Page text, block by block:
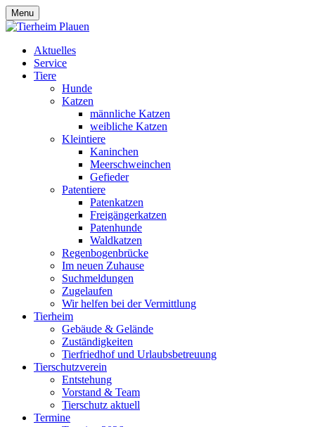
Menu
Aktuelles
Service
Tiere
Hunde
Katzen
männliche Katzen
weibliche Katzen
Kleintiere
Kaninchen
Meerschweinchen
Gefieder
Patentiere
Patenkatzen
Freigängerkatzen
Patenhunde
Waldkatzen
Regenbogenbrücke
Im neuen Zuhause
Suchmeldungen
Zugelaufen
Wir helfen bei der Vermittlung
Tierheim
Gebäude & Gelände
Zuständigkeiten
Tierfriedhof und Urlaubsbetreuung
Tierschutzverein
Entstehung
Vorstand & Team
Tierschutz aktuell
Termine